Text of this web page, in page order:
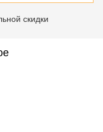
скидки